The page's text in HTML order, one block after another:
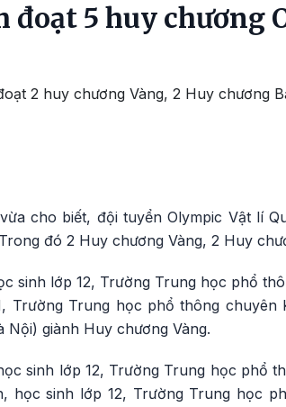
đoạt 5 huy chương
2 huy chương Vàng, 2 Huy chương
cho biết, đội tuyển Olympic Vật lí
đó 2 Huy chương Vàng, 2 Huy
sinh lớp 12, Trường Trung học phổ
Trường Trung học phổ thông
giành Huy chương Vàng.
sinh lớp 12, Trường Trung học phổ
học sinh lớp 12, Trường Trung học